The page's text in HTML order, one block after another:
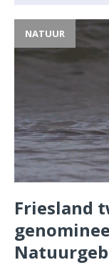
NATUUR
Friesland